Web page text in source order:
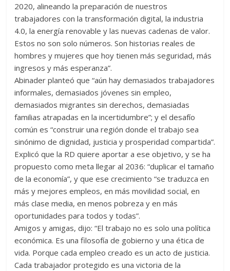
2020, alineando la preparación de nuestros
trabajadores con la transformación digital, la industria
4.0, la energía renovable y las nuevas cadenas de valor.
Estos no son solo números. Son historias reales de
hombres y mujeres que hoy tienen más seguridad, más
ingresos y más esperanza”.
Abinader planteó que “aún hay demasiados trabajadores
informales, demasiados jóvenes sin empleo,
demasiados migrantes sin derechos, demasiadas
familias atrapadas en la incertidumbre”; y el desafío
común es “construir una región donde el trabajo sea
sinónimo de dignidad, justicia y prosperidad compartida”.
Explicó que la RD quiere aportar a ese objetivo, y se ha
propuesto como meta llegar al 2036: “duplicar el tamaño
de la economía”, y que ese crecimiento “se traduzca en
más y mejores empleos, en más movilidad social, en
más clase media, en menos pobreza y en más
oportunidades para todos y todas”.
Amigos y amigas, dijo: “El trabajo no es solo una política
económica. Es una filosofía de gobierno y una ética de
vida. Porque cada empleo creado es un acto de justicia.
Cada trabajador protegido es una victoria de la